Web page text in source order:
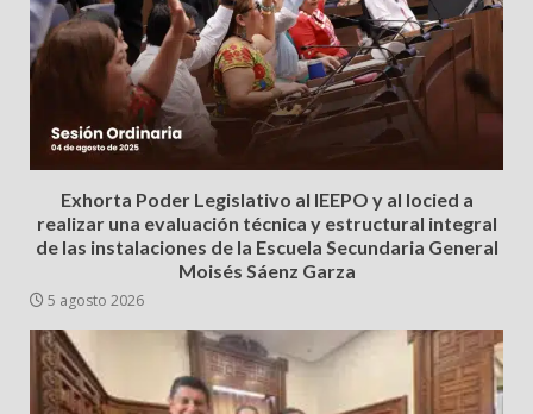
Exhorta Poder Legislativo al IEEPO y al Iocied a
realizar una evaluación técnica y estructural integral
de las instalaciones de la Escuela Secundaria General
Moisés Sáenz Garza
5 agosto 2026